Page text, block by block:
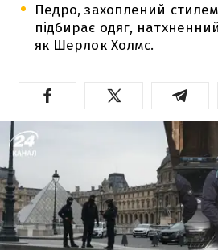
Педро, захоплений стилем
підбирає одяг,
як Шерлок Холмс.